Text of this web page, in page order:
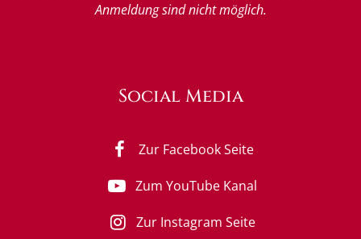
Anmeldung sind nicht möglich.
Social Media
Zur Facebook Seite
Zum YouTube Kanal
Zur Instagram Seite